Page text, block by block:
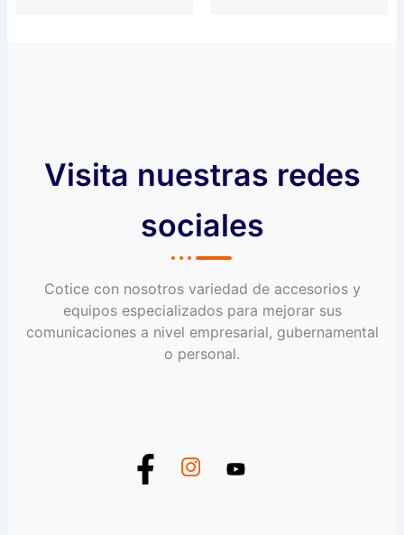
Visita nuestras redes
sociales
Cotice con nosotros variedad de accesorios y
equipos especializados para mejorar sus
comunicaciones a nivel empresarial, gubernamental
o personal.